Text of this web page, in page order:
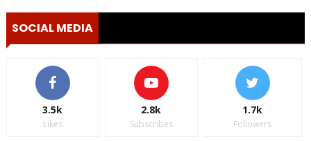
SOCIAL MEDIA
3.5k
Likes
2.8k
Subscribes
1.7k
Followers